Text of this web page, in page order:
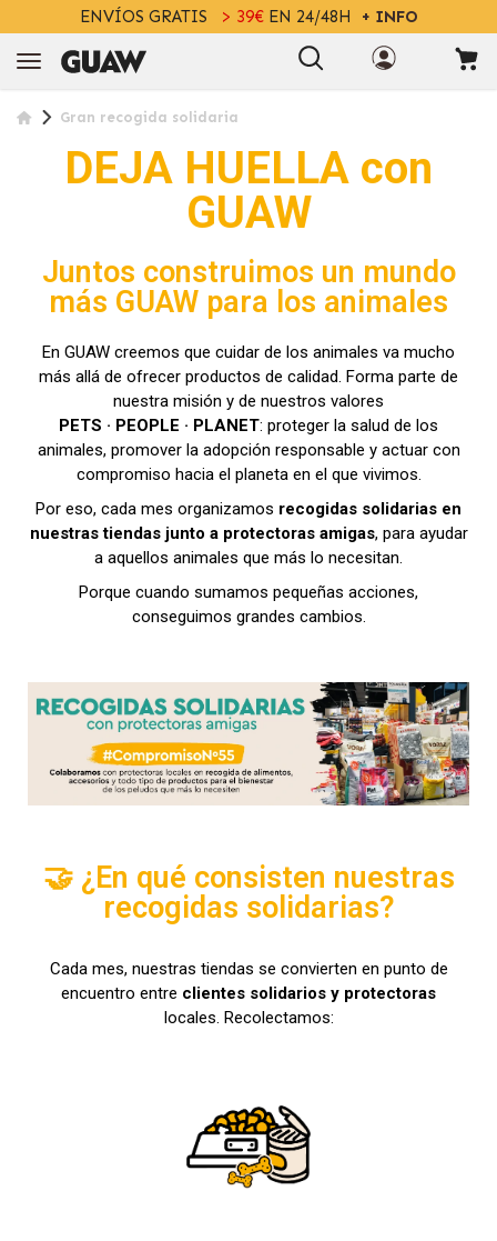
ENVÍOS GRATIS > 39€EN 24/48H + INFO
Gran recogida solidaria
DEJA HUELLA con
GUAW
Juntos construimos un mundo
más GUAW para los animales
En GUAW creemos que cuidar de los animales va mucho
más allá de ofrecer productos de calidad. Forma parte de
nuestra misión y de nuestros valores
PETS · PEOPLE · PLANET: proteger la salud de los
animales, promover la adopción responsable y actuar con
compromiso hacia el planeta en el que vivimos.
Por eso, cada mes organizamos recogidas solidarias en
nuestras tiendas junto a protectoras amigas, para ayudar
a aquellos animales que más lo necesitan.
Porque cuando sumamos pequeñas acciones,
conseguimos grandes cambios.
🤝 ¿En qué consisten nuestras
recogidas solidarias?
Cada mes, nuestras tiendas se convierten en punto de
encuentro entre clientes solidarios y protectoras
locales. Recolectamos: